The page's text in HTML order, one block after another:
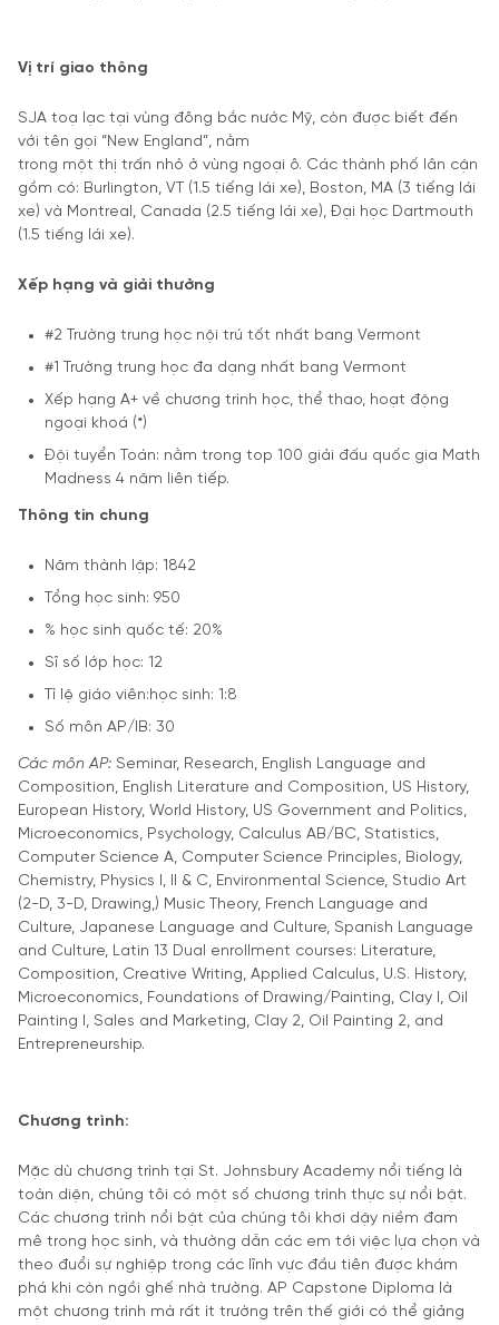
Vị trí giao thông
SJA toạ lạc tại vùng đông bắc nước Mỹ, còn được biết đến
với tên gọi “New England”, nằm
trong một thị trấn nhỏ ở vùng ngoại ô. Các thành phố lân cận
gồm có: Burlington, VT (1.5 tiếng lái xe), Boston, MA (3 tiếng lái
xe) và Montreal, Canada (2.5 tiếng lái xe), Đại học Dartmouth
(1.5 tiếng lái xe).
Xếp hạng và giải thưởng
#2 Trường trung học nội trú tốt nhất bang Vermont
#1 Trường trung học đa dạng nhất bang Vermont
Xếp hạng A+ về chương trình học, thể thao, hoạt động
ngoại khoá (*)
Đội tuyển Toán: nằm trong top 100 giải đấu quốc gia Math
Madness 4 năm liên tiếp.
Thông tin chung
Năm thành lập: 1842
Tổng học sinh: 950
% học sinh quốc tế: 20%
Sĩ số lớp học: 12
Tỉ lệ giáo viên:học sinh: 1:8
Số môn AP/IB: 30
Các môn AP: Seminar, Research, English Language and
Composition, English Literature and Composition, US History,
European History, World History, US Government and Politics,
Microeconomics, Psychology, Calculus AB/BC, Statistics,
Computer Science A, Computer Science Principles, Biology,
Chemistry, Physics I, II & C, Environmental Science, Studio Art
(2-D, 3-D, Drawing,) Music Theory, French Language and
Culture, Japanese Language and Culture, Spanish Language
and Culture, Latin 13 Dual enrollment courses: Literature,
Composition, Creative Writing, Applied Calculus, U.S. History,
Microeconomics, Foundations of Drawing/Painting, Clay I, Oil
Painting I, Sales and Marketing, Clay 2, Oil Painting 2, and
Entrepreneurship.
Chương trình:
Mặc dù chương trình tại St. Johnsbury Academy nổi tiếng là
toàn diện, chúng tôi có một số chương trình thực sự nổi bật.
Các chương trình nổi bật của chúng tôi khơi dậy niềm đam
mê trong học sinh, và thường dẫn các em tới việc lựa chọn và
theo đuổi sự nghiệp trong các lĩnh vực đầu tiên được khám
phá khi còn ngồi ghế nhà trường. AP Capstone Diploma là
một chương trình mà rất ít trường trên thế giới có thể giảng